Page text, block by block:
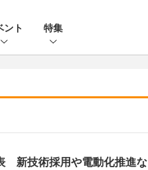
ント 特集
新技術採用や電動化推進な